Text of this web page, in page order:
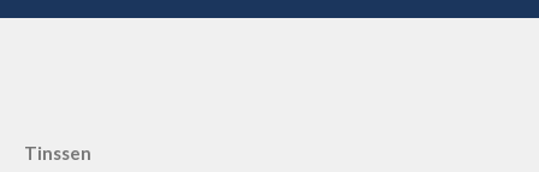
Tinssen